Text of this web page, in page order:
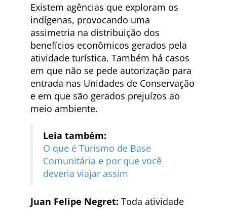
Existem agências que exploram os
indígenas, provocando uma
assimetria na distribuição dos
benefícios econômicos gerados pela
atividade turística. Também há casos
em que não se pede autorização para
entrada nas Unidades de Conservação
e em que são gerados prejuízos ao
meio ambiente.
Leia também:
O que é Turismo de Base
Comunitária e por que você
deveria viajar assim
Juan Felipe Negret: Toda atividade